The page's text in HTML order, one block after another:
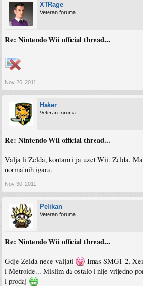
XTRage
Veteran foruma
Re: Nintendo Wii official thread...
Nov 26, 2011
Haker
Veteran foruma
Re: Nintendo Wii official thread...
Valja li Zelda, kontam i ja uzet Wii. Zelda,
normalnih igara.
Nov 30, 2011
Pelikan
Veteran foruma
Re: Nintendo Wii official thread...
Gdje Zelda nece valjati
Imas SMG1-2,
i Metroide... Mislim da ostalo i nije vrijedno
i prodaj